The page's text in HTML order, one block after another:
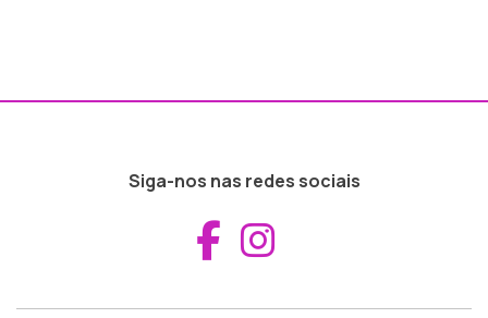
Siga-nos nas redes sociais
Aceder ao